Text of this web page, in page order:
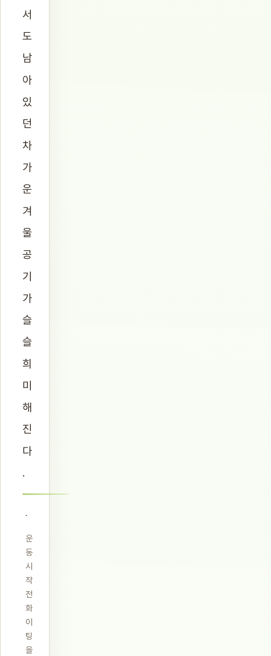
서
도
남
아
있
던
차
가
운
겨
울
공
기
가
슬
슬
희
미
해
진
다
.
운
동
시
작
전
화
이
팅
을